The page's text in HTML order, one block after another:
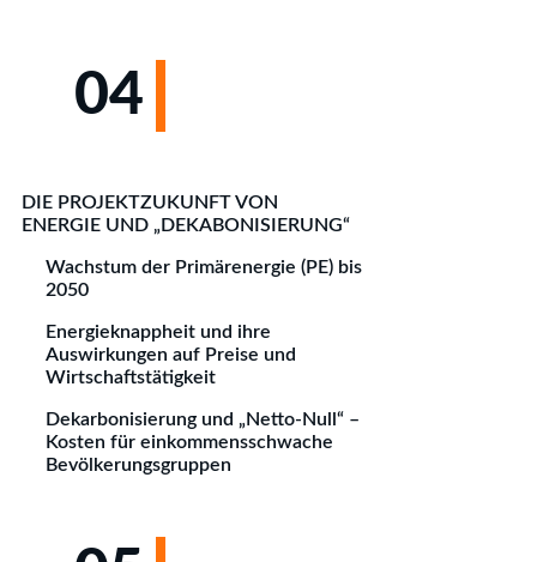
04
DIE PROJEKTZUKUNFT VON
ENERGIE UND „DEKABONISIERUNG“
Wachstum der Primärenergie (PE) bis
2050
Energieknappheit und ihre
Auswirkungen auf Preise und
Wirtschaftstätigkeit
Dekarbonisierung und „Netto-Null“ –
Kosten für einkommensschwache
Bevölkerungsgruppen